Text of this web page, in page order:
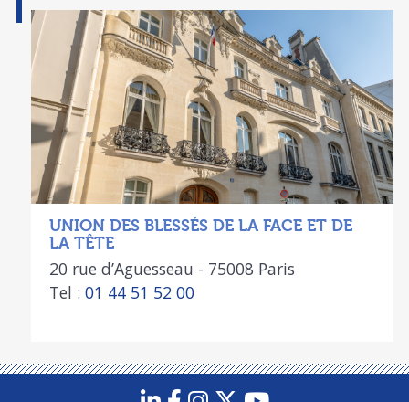
UNION DES BLESSÉS DE LA FACE ET DE
LA TÊTE
20 rue d’Aguesseau - 75008 Paris
Tel : 01 44 51 52 00